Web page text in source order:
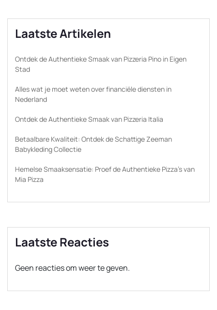
Laatste Artikelen
Ontdek de Authentieke Smaak van Pizzeria Pino in Eigen
Stad
Alles wat je moet weten over financiële diensten in
Nederland
Ontdek de Authentieke Smaak van Pizzeria Italia
Betaalbare Kwaliteit: Ontdek de Schattige Zeeman
Babykleding Collectie
Hemelse Smaaksensatie: Proef de Authentieke Pizza’s van
Mia Pizza
Laatste Reacties
Geen reacties om weer te geven.